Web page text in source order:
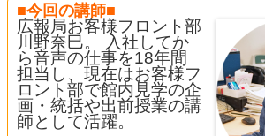
■今回の講師■
広報局お客様フロント部
川野奈巳。 入社してか
ら音声の仕事を18年間
担当し、現在はお客様フ
ロント部で館内見学の企
画・統括や出前授業の講
師として活躍。